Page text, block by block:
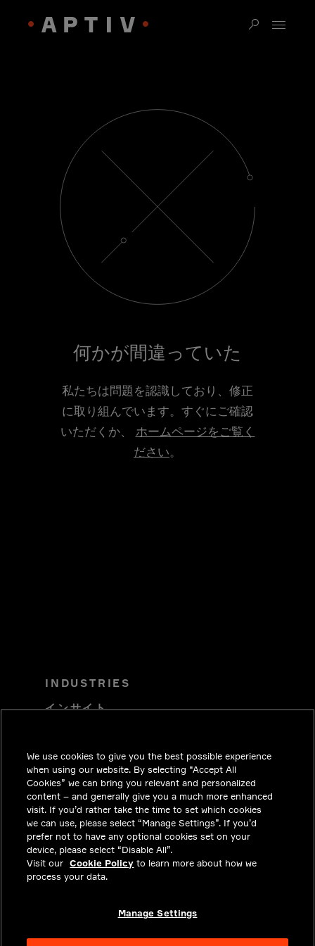
何かが間違っていた
私たちは問題を認識しており、修正
に取り組んでいます。すぐにご確認
いただくか、 ホームページをご覧く
ださい。
INDUSTRIES
インサイト
採用情報
投資家向けお知らせ
ニュースルーム
お問い合わせ
プライバシー
法令順守
We use cookies to give you the best possible experience
when using our website. By selecting “Accept All
Cookies” we can bring you relevant and personalized
content – and generally give you a much more enhanced
visit. If you’d rather take the time to set which cookies
we can use, please select “Manage Settings”. If you’d
prefer not to have any optional cookies set on your
device, please select “Disable All”.
Visit our Cookie Policy to learn more about how we
process your data.
Manage Settings